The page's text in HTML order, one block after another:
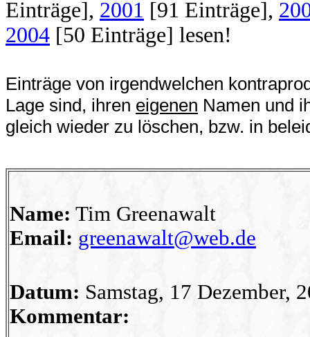
Einträge], 2001 [91 Einträge],
2004 [50 Einträge] lesen!
Einträge von irgendwelchen
Lage sind, ihren eigenen Namen und
gleich wieder zu löschen, bzw. in
Name: Tim Greenawalt
Email: greenawalt@web.de
Datum: Samstag, 17 Dezember,
Kommentar: